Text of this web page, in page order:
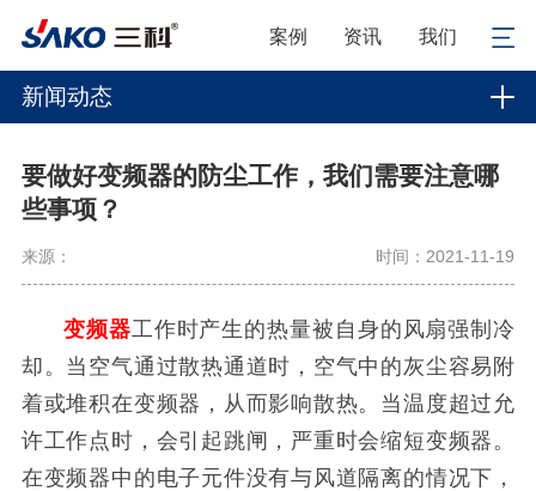
案例 资讯 我们
新闻动态
要做好变频器的防尘工作，我们需要注意哪
些事项？
来源： 时间：2021-11-19
变频器工作时产生的热量被自身的风扇强制冷
却。当空气通过散热通道时，空气中的灰尘容易附
着或堆积在变频器，从而影响散热。当温度超过允
许工作点时，会引起跳闸，严重时会缩短变频器。
在变频器中的电子元件没有与风道隔离的情况下，